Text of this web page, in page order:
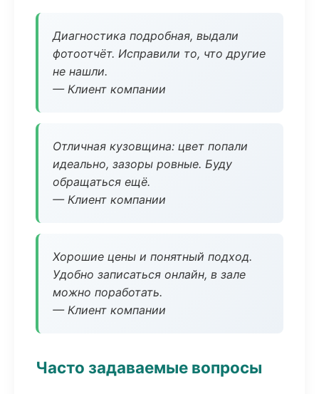
Диагностика подробная, выдали
фотоотчёт. Исправили то, что другие
не нашли.
— Клиент компании
Отличная кузовщина: цвет попали
идеально, зазоры ровные. Буду
обращаться ещё.
— Клиент компании
Хорошие цены и понятный подход.
Удобно записаться онлайн, в зале
можно поработать.
— Клиент компании
Часто задаваемые вопросы